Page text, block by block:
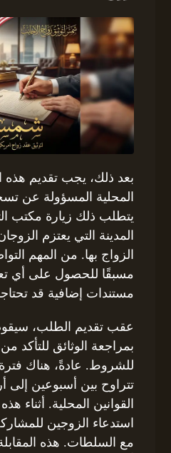
بعد ذلك، يجب تقديم هذه
المحلية المسؤولة عن
يتطلب ذلك زيارة مكتب
المدينة التي يعتزم
الزواج بها. من المهم
مسبقًا للحصول على أي
مستندات إضافية قد
عقب تقديم الطلب،
بمراجعة الوثائق للتأكد
للشروط. عادةً، هناك فترة
تتراوح بين أسبوعين إلى
القوانين المحلية. أثناء
استدعاء الزوجين
مع السلطات. هذه